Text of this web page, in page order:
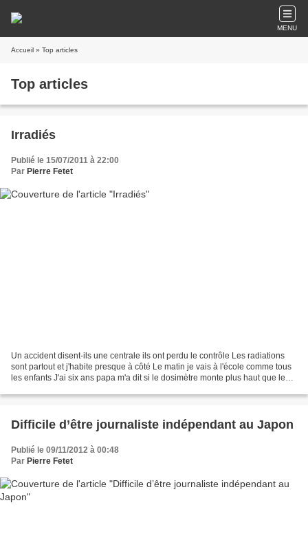
MENU
Accueil » Top articles
Top articles
Irradiés
Publié le 15/07/2011 à 22:00
Par Pierre Fetet
Un accident disent-ils une centrale ils ont perdu le contrôle Les radiations
sont partout et j'habite presque à côté Le matin je vais à l'école comme tous
les enfants J'ai six ans papa m'a dit si le dosimètre monte plus haut que le
Difficile d’être journaliste indépendant au Japon
Publié le 09/11/2012 à 00:48
Par Pierre Fetet